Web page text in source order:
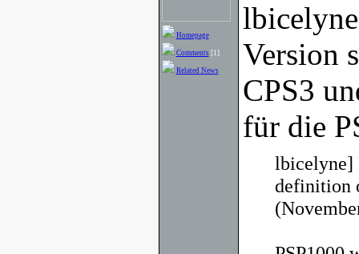
Homepage
Comments [1]
Related News
Version
CPS3
für die
lbicelyne]
definition